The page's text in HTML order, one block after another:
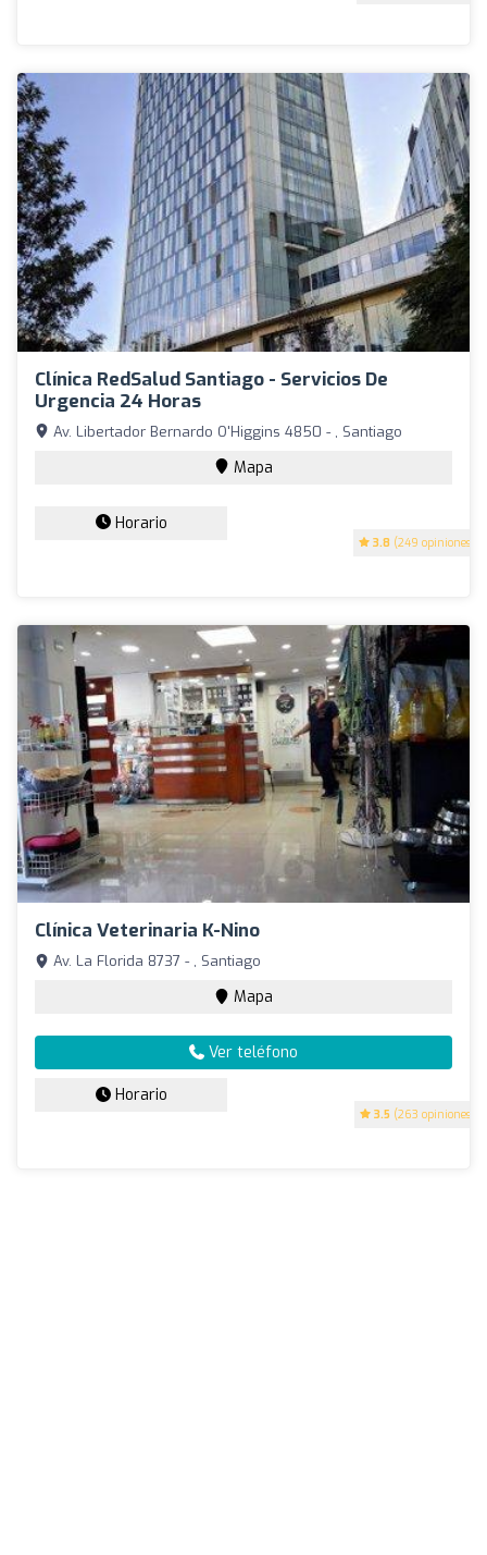
Clínica RedSalud Santiago - Servicios De
Urgencia 24 Horas
3.8 (249 opiniones)
Av. Libertador Bernardo O'Higgins 4850 - , Santiago
Mapa
Horario
Clínica Veterinaria K-Nino
3.5 (263 opiniones)
Av. La Florida 8737 - , Santiago
Mapa
Ver teléfono
Horario